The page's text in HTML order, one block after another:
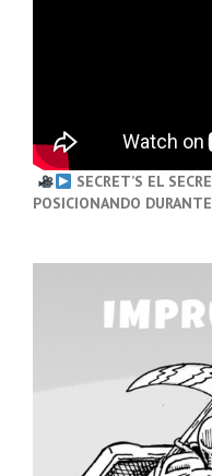
SECRET’S EL
POSICIONANDO